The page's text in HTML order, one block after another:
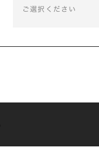
ご選択ください